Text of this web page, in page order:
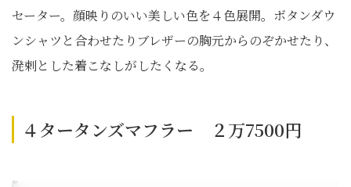
セーター。顔映りのいい美しい色を４色展開。ボタンダウ
ンシャツと合わせたりブレザーの胸元からのぞかせたり、
溌剌とした着こなしがしたくなる。
４タータンズマフラー ２万7500円